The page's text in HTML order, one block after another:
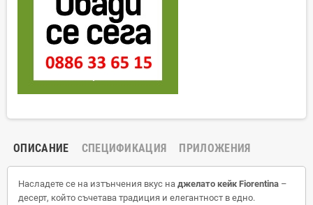
ОПИСАНИЕ СПЕЦИФИКАЦИЯ ПРИЛОЖЕНИЯ
Насладете се на изтънчения вкус на джелато кейк Fiorentina –
десерт, който съчетава традиция и елегантност в едно.